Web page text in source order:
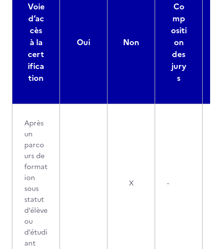
Voie
d’ac
cès
à la
cert
ifica
tion
Oui Non
Co
mp
ositi
on
des
jury
s
Après
un
parco
urs de
format
ion
sous
statut
d’élève
ou
d’étudi
ant
X -